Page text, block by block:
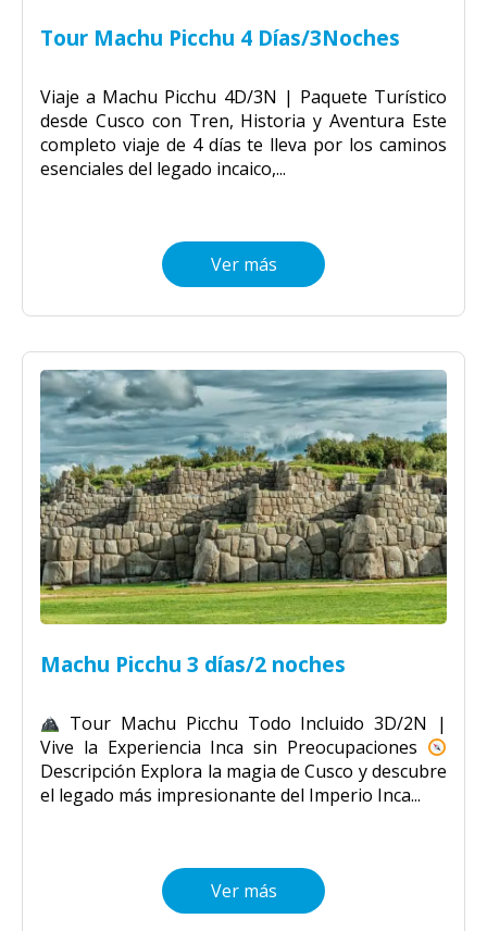
Tour Machu Picchu 4 Días/3Noches
Viaje a Machu Picchu 4D/3N | Paquete Turístico
desde Cusco con Tren, Historia y Aventura Este
completo viaje de 4 días te lleva por los caminos
esenciales del legado incaico,...
Ver más
Machu Picchu 3 días/2 noches
Tour Machu Picchu Todo Incluido 3D/2N |
Vive la Experiencia Inca sin Preocupaciones
Descripción Explora la magia de Cusco y descubre
el legado más impresionante del Imperio Inca...
Ver más